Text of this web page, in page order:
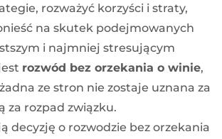
rozważyć korzyści i straty,
na skutek podejmowanych
i najmniej stresującym
rozwód bez orzekania o winie,
ze stron nie zostaje uznana za
za rozpad związku.
decyzję o rozwodzie bez orzekania